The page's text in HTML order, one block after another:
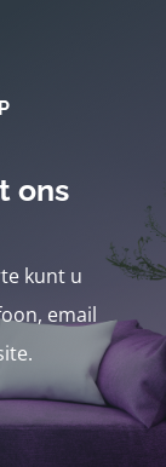
ons
kunt u
email